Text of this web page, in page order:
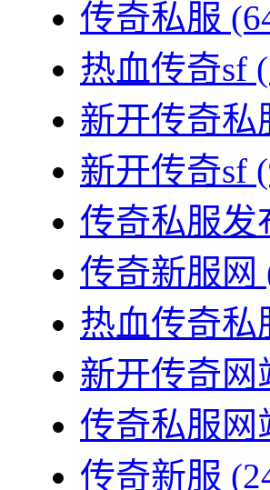
传奇私服
热血传奇sf
新开传奇私
新开传奇sf
传奇私服发
传奇新服网
热血传奇私
新开传奇网
传奇私服网
传奇新服